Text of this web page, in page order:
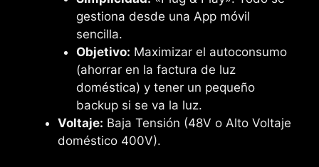
gestiona desde una App móvil
sencilla.
Objetivo: Maximizar el autoconsumo
(ahorrar en la factura de luz
doméstica) y tener un pequeño
backup si se va la luz.
Voltaje: Baja Tensión (48V o Alto Voltaje
doméstico 400V).